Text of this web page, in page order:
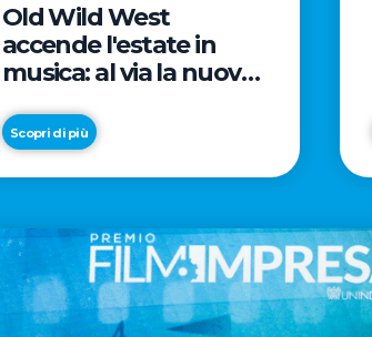
Old Wild West
accende l'estate in
musica: al via la nuova
e le prestigiose
partnership con Radio
Italia e Live Nation
Scopri di più